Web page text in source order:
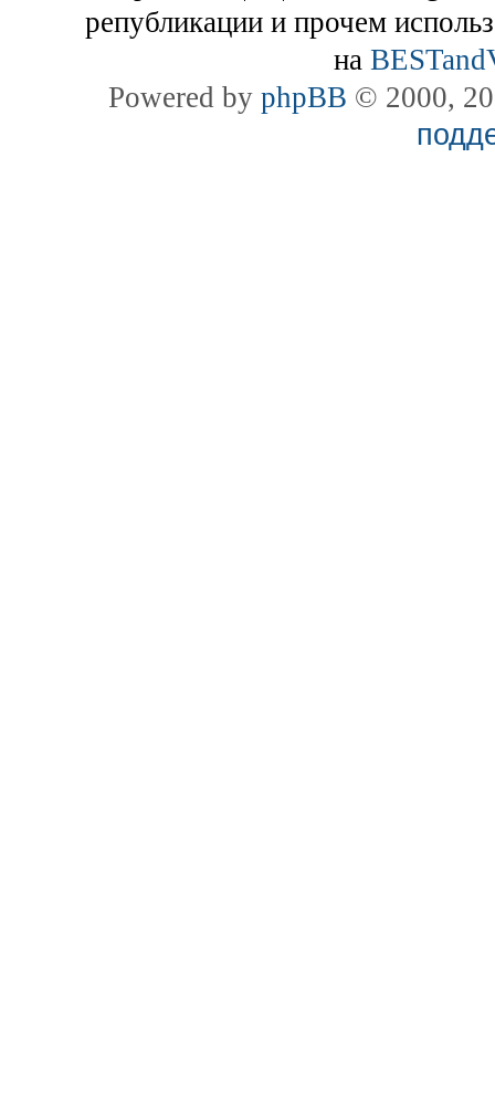
републикации и прочем
на
Powered by phpBB © 2000,